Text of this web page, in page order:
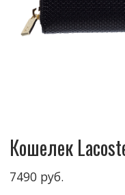
Кошелек
7490руб.